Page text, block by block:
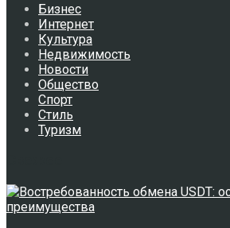
Бизнес
Интернет
Культура
Недвижимость
Новости
Общество
Спорт
Стиль
Туризм